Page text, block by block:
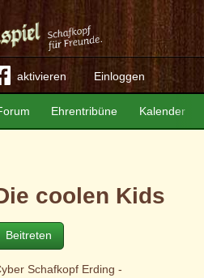
aktivieren Einloggen
Ehrentribüne Kalender
coolen Kids
Beitreten
Schafkopf Erding -